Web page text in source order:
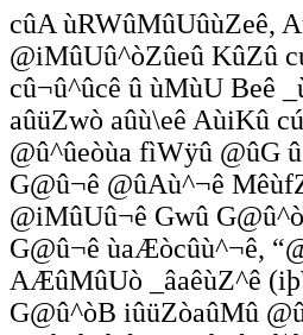
cûA ùRWûMûUûùZeê,
@iMûUû^òZûeû KûZû
cû¬û^ûcê û ùMùU Beê
aûüZwò aûù\eê AùiKû
@û^ûeòùa fìWÿû @ûG
G@û¬ê @ûAù^¬ê
@iMûUû¬ê Gwû
G@û¬ê ùaÆòcûù^¬ê,
AÆûMûUò _âaêùZ^ê
G@û^òB iûüZòaûMû